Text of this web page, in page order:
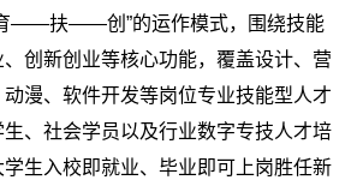
——扶——创”的运作模式，围绕技能
创新创业等核心功能，覆盖设计、营
漫、软件开发等岗位专业技能型人才
、社会学员以及行业数字专技人才培
生入校即就业、毕业即可上岗胜任新